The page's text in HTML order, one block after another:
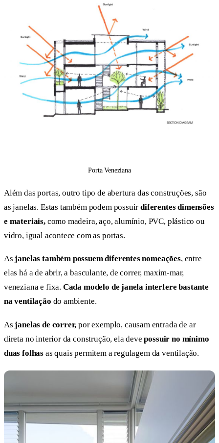
Porta Veneziana
Além das portas, outro tipo de abertura das construções, são
as janelas. Estas também podem possuirdiferentes dimensões
e materiais,como madeira, aço, alumínio, PVC, plástico ou
vidro, igual acontece com as portas.
As janelas também possuem diferentes nomeações, entre
elas há a de abrir, a basculante, de correr, maxim-mar,
veneziana e fixa. Cada modelo de janela interfere bastante
na ventilação do ambiente.
Asjanelas de correr,por exemplo, causam entrada de ar
direta no interior da construção, ela devepossuir no mínimo
duas folhas as quais permitem a regulagem da ventilação.